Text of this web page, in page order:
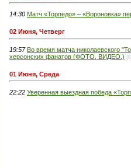
14:30 Матч «Торпедо» – «Вороновка»
02 Июня, Четверг
19:57 Во время матча николаевского
херсонских фанатов (ФОТО, ВИДЕО.)
01 Июня, Среда
22:22 Уверенная выездная победа